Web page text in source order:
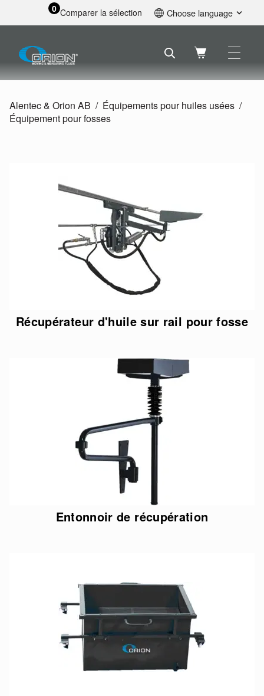
0 Comparer la sélection Choose language
Svenska
Nederlands
Deutsch
Alentec & Orion AB
Équipements pour huiles usées
Équipement pour fosses
Récupérateur d'huile sur rail pour fosse
Entonnoir de récupération